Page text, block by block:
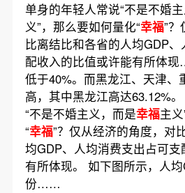
单身的年轻人常说“不是不婚
义”，那么要如何量化“幸福”
比离结比和各省的人均GDP
配收入的比值或许能有所体
低于40%。而黑龙江、天津、
高，其中黑龙江高达63.12%
“不是不婚主义，而是幸福主
“幸福”？仅从经济的角度，对
均GDP、人均消费支出占可
有所体现。 如下图所示，人
份……